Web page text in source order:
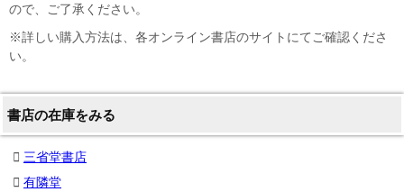
ので、ご了承ください。
※詳しい購入方法は、各オンライン書店のサイトにてご確認くださ
い。
書店の在庫をみる
三省堂書店
有隣堂